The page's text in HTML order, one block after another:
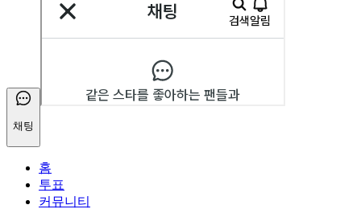
채팅
홈
투표
커뮤니티